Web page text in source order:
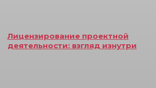
Лицензирование проектной
деятельности: взгляд изнутри